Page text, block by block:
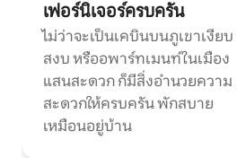
เฟอร์นิเจอร์ครบครัน
ไม่ว่าจะเป็นเคบินบนภูเขาเงียบ
สงบ หรืออพาร์ทเมนท์ในเมือง
แสนสะดวก ก็มีสิ่งอำนวยความ
สะดวกให้ครบครัน พักสบาย
เหมือนอยู่บ้าน